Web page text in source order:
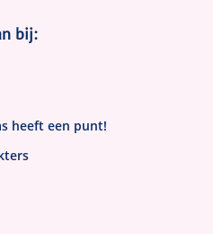
mensen ziek worden
bij:
heeft een punt!